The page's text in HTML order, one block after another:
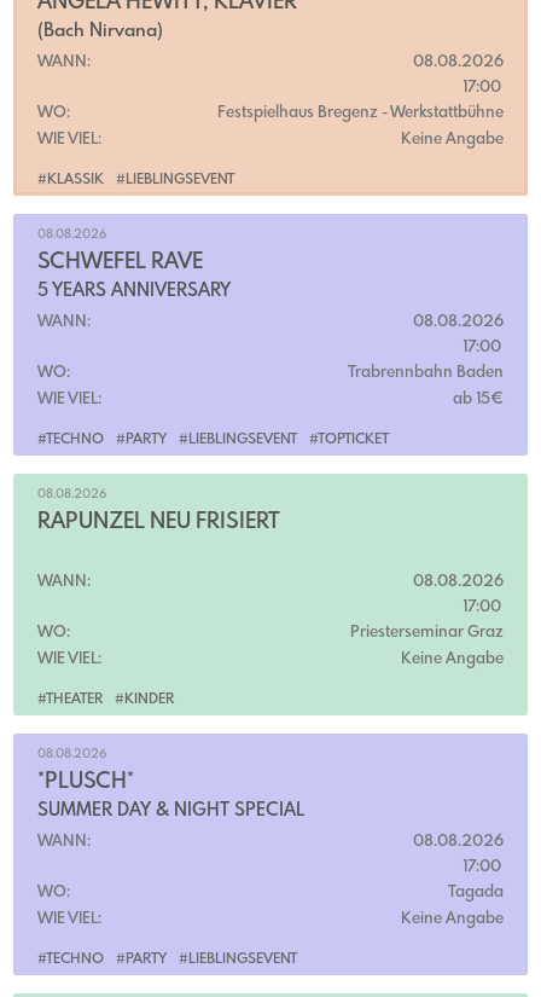
#KLASSIK #LIEBLINGSEVENT
(Bach Nirvana)
WANN:
08.08.2026
17:00
WO:
Festspielhaus Bregenz - Werkstattbühne
WIE VIEL:
Keine Angabe
#TECHNO #PARTY #LIEBLINGSEVENT #TOPTICKET
08.08.2026
SCHWEFEL RAVE
5 YEARS ANNIVERSARY
WANN:
08.08.2026
17:00
WO:
Trabrennbahn Baden
WIE VIEL:
ab 15€
#THEATER #KINDER
08.08.2026
RAPUNZEL NEU FRISIERT
WANN:
08.08.2026
17:00
WO:
Priesterseminar Graz
WIE VIEL:
Keine Angabe
#TECHNO #PARTY #LIEBLINGSEVENT
08.08.2026
*PLÜSCH*
SUMMER DAY & NIGHT SPECIAL
WANN:
08.08.2026
17:00
WO:
Tagada
WIE VIEL:
Keine Angabe